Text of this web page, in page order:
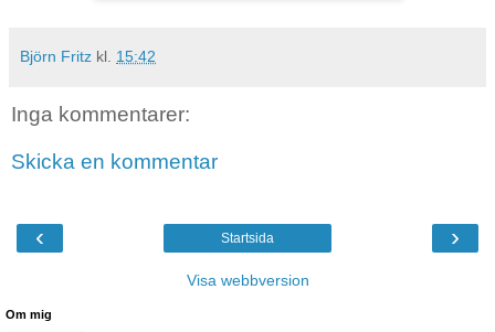
Björn Fritz kl. 15:42
Inga kommentarer:
Skicka en kommentar
‹ ›
Startsida
Visa webbversion
Om mig